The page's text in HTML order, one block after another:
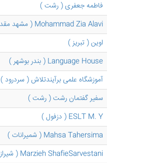
فاطمه جعفری ( رشت )
Mohammad Zia Alavi ( مشهد مقدس )
اوین ( تبریز )
Language House ( بندر بوشهر )
آموزشگاه علمی برآیندتلاش ( سردرود )
سفیر گفتمان رشت ( رشت )
ESLT M. Y ( دزفول )
Mahsa Tahersima ( شمیرانات )
Marzieh ShafieSarvestani ( شیراز )